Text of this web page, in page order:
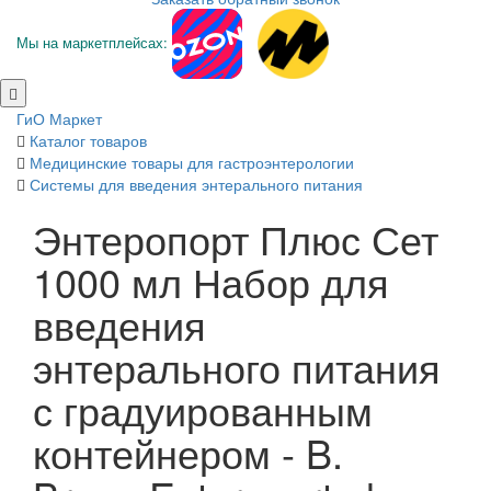
Мы на маркетплейсах:
ГиО Маркет
Каталог товаров
Медицинские товары для гастроэнтерологии
Системы для введения энтерального питания
Энтеропорт Плюс Сет
1000 мл Набор для
введения
энтерального питания
с градуированным
контейнером - B.